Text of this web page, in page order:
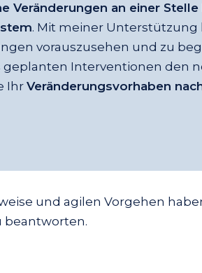
Veränderungen an einer
. Mit meiner Unterstützung
vorauszusehen und zu
geplanten Interventionen den
Ihr Veränderungsvorhaben
und agilen Vorgehen
beantworten.